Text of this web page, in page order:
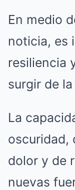
En medio
noticia, es
resiliencia
surgir de
La
oscuridad,
dolor y de
nuevas